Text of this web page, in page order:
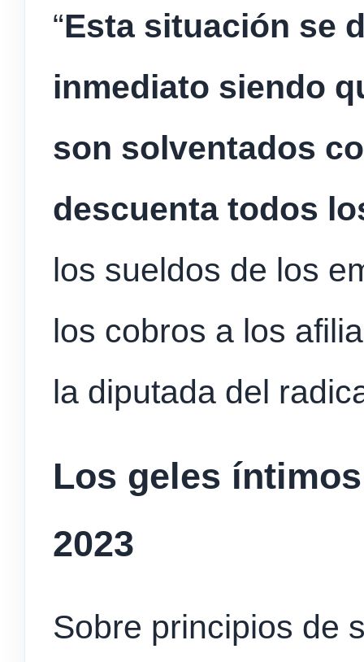
“Esta situación se
inmediato siendo
son solventados
descuenta todos
los sueldos de los
los cobros a los
la diputada del
Los geles
2023
Sobre principios de